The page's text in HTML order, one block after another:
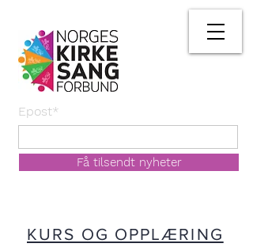
Epost*
Få tilsendt nyheter
KURS OG OPPLÆRING